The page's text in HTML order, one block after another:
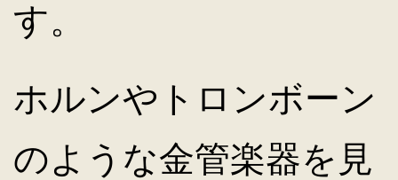
す。
ホルンやトロンボーン
のような金管楽器を見